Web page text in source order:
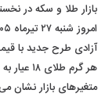
بازار طلا و سکه در
متغیرهای بازار نشان